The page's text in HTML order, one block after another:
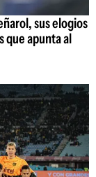
sus elogios
que apunta al